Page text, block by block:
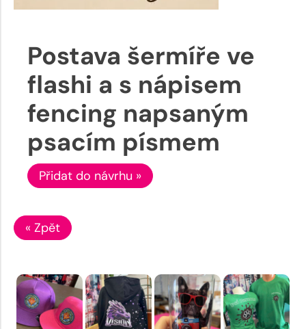
Postava šermíře ve
flashi a s nápisem
fencing napsaným
psacím písmem
Přidat do návrhu »
« Zpět